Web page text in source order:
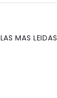
LAS MAS LEIDAS